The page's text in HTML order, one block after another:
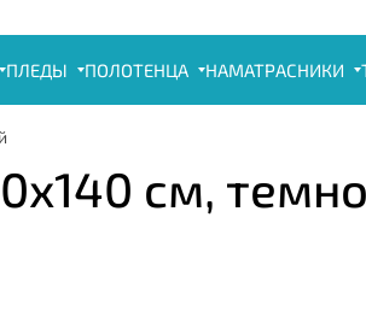
ПЛЕДЫ ПОЛОТЕНЦА НАМАТРАСНИКИ
см,